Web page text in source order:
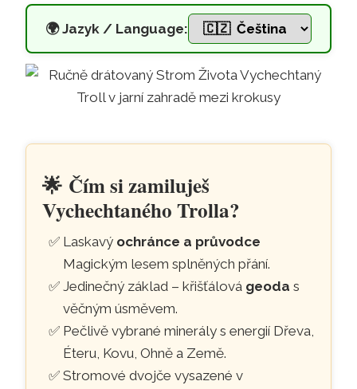
🌍Jazyk / Language:
Přeskočit na hlavní obsah
Strom Života na křišťálové
🌟 Čím si zamiluješ
Vychechtaného Trolla?
Laskavý ochránce a průvodce
Magickým lesem splněných přání.
Jedinečný základ – křišťálová geoda s
věčným úsměvem.
Pečlivě vybrané minerály s energií Dřeva,
Éteru, Kovu, Ohně a Země.
Stromové dvojče vysazené v